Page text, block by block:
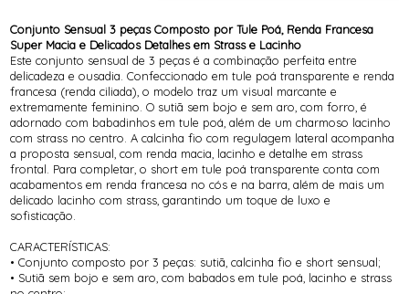
Conjunto Sensual 3 peças Composto por Tule Poá, Renda Francesa
Super Macia e Delicados Detalhes em Strass e Lacinho
Este conjunto sensual de 3 peças é a combinação perfeita entre
delicadeza e ousadia. Confeccionado em tule poá transparente e renda
francesa (renda ciliada), o modelo traz um visual marcante e
extremamente feminino. O sutiã sem bojo e sem aro, com forro, é
adornado com babadinhos em tule poá, além de um charmoso lacinho
com strass no centro. A calcinha fio com regulagem lateral acompanha
a proposta sensual, com renda macia, lacinho e detalhe em strass
frontal. Para completar, o short em tule poá transparente conta com
acabamentos em renda francesa no cós e na barra, além de mais um
delicado lacinho com strass, garantindo um toque de luxo e
sofisticação.
CARACTERÍSTICAS:
• Conjunto composto por 3 peças: sutiã, calcinha fio e short sensual;
• Sutiã sem bojo e sem aro, com babados em tule poá, lacinho e strass